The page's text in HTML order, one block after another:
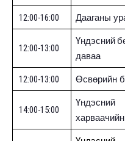
12:00-16:00 Дааганы
12:00-13:00
Үндэсний
даваа
12:00-13:00 Өсвөрийн
14:00-15:00